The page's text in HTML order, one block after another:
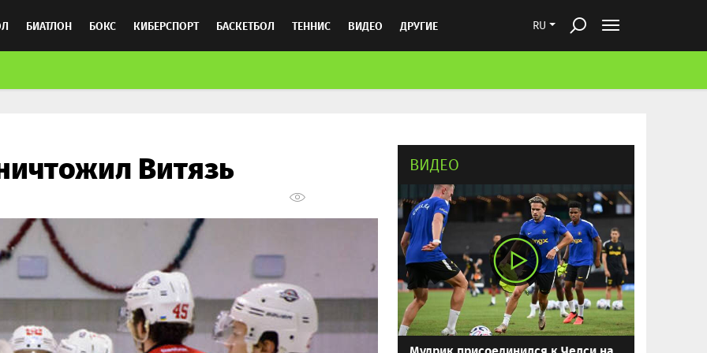
RU
БИАТЛОН БОКС КИБЕРСПОРТ БАСКЕТБОЛ ТЕННИС ВИДЕО ДРУГИЕ
Витязь ВИДЕО